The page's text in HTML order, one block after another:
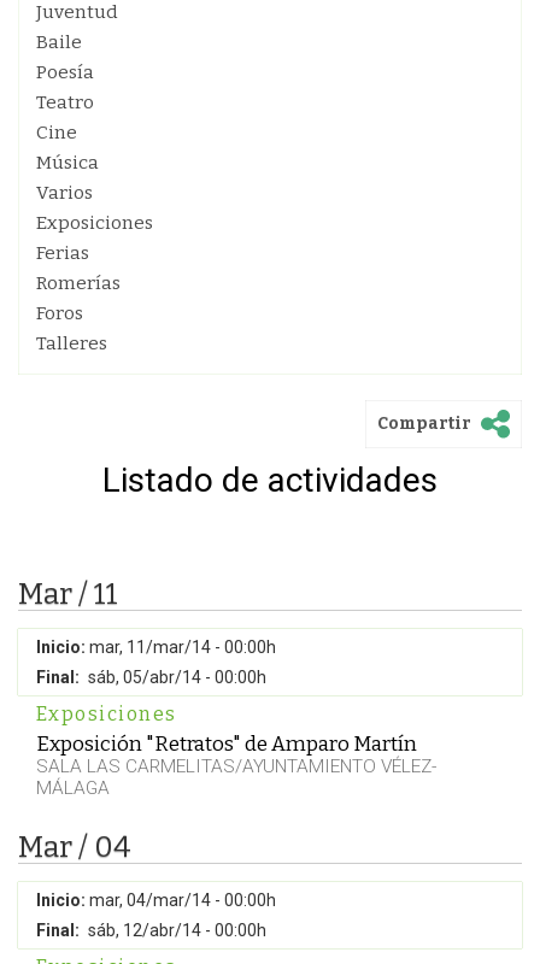
Juventud
Baile
Poesía
Teatro
Cine
Música
Varios
Exposiciones
Ferias
Romerías
Foros
Talleres
Compartir
Listado de actividades
Mar / 11
Inicio: mar, 11/mar/14 - 00:00h
Final: sáb, 05/abr/14 - 00:00h
Exposiciones
Exposición "Retratos" de Amparo Martín
SALA LAS CARMELITAS/AYUNTAMIENTO VÉLEZ-
MÁLAGA
Mar / 04
Inicio: mar, 04/mar/14 - 00:00h
Final: sáb, 12/abr/14 - 00:00h